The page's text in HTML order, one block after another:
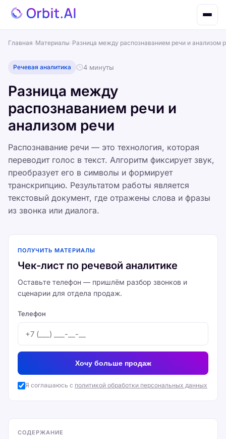
Главная Материалы Разница между распознаванием речи и анализом
Речевая аналитика 4 минуты
Разница между
распознаванием речи и
анализом речи
Распознавание речи — это технология, которая
переводит голос в текст. Алгоритм фиксирует звук,
преобразует его в символы и формирует
транскрипцию. Результатом работы является
текстовый документ, где отражены слова и фразы
из звонка или диалога.
ПОЛУЧИТЬ МАТЕРИАЛЫ
Чек-лист по речевой аналитике
Оставьте телефон — пришлём разбор звонков и
сценарии для отдела продаж.
Телефон
Хочу больше продаж
Я соглашаюсь с политикой обработки персональных данных
СОДЕРЖАНИЕ